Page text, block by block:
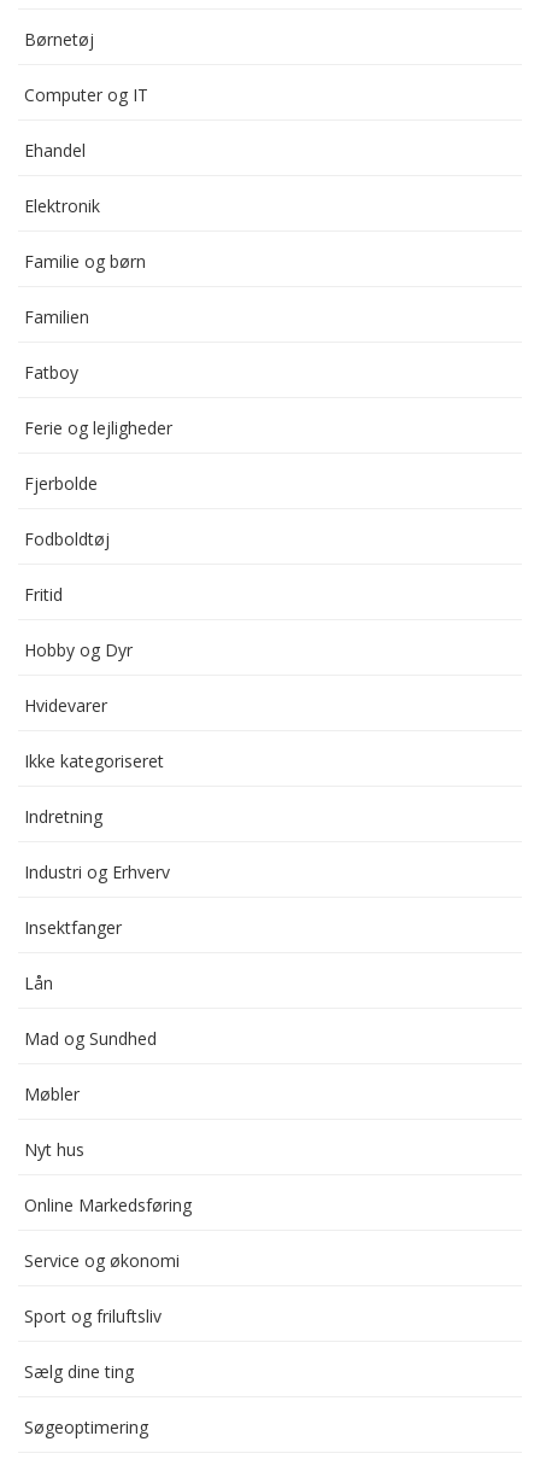
Børnetøj
Computer og IT
Ehandel
Elektronik
Familie og børn
Familien
Fatboy
Ferie og lejligheder
Fjerbolde
Fodboldtøj
Fritid
Hobby og Dyr
Hvidevarer
Ikke kategoriseret
Indretning
Industri og Erhverv
Insektfanger
Lån
Mad og Sundhed
Møbler
Nyt hus
Online Markedsføring
Service og økonomi
Sport og friluftsliv
Sælg dine ting
Søgeoptimering